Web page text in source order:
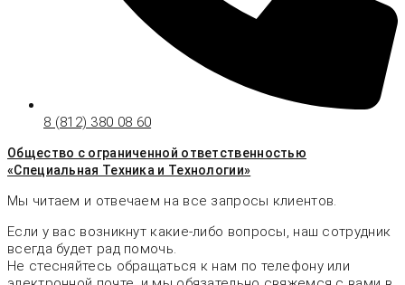
8 (812) 380 08 60
Общество с ограниченной ответственностью
«Специальная Техника и Технологии»
Мы читаем и отвечаем на все запросы клиентов.
Если у вас возникнут какие-либо вопросы, наш сотрудник
всегда будет рад помочь.
Не стесняйтесь обращаться к нам по телефону или